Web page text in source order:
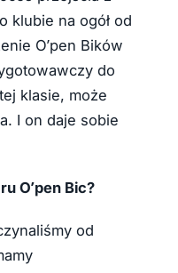
klubie na ogół od
O’pen Bików
do
klasie, może
I on daje sobie
O’pen Bic?
od